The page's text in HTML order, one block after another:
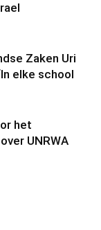
Zaken Uri
elke school
het
UNRWA